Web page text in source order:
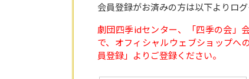
会員登録がお済みの方は以下よりログ
劇団四季idセンター、「四季の会」
で、オフィシャルウェブショップへ
員登録」よりご登録ください。